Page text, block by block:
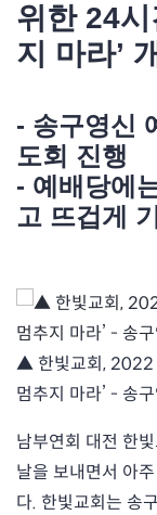
위한 24
지 마라’
- 송구영신
도회 진행
- 예배당에
고 뜨겁게
▲ 한빛교회, 2022
멈추지 마라’ - 송
남부연회 대전 한
날을 보내면서 아
다. 한빛교회는 송